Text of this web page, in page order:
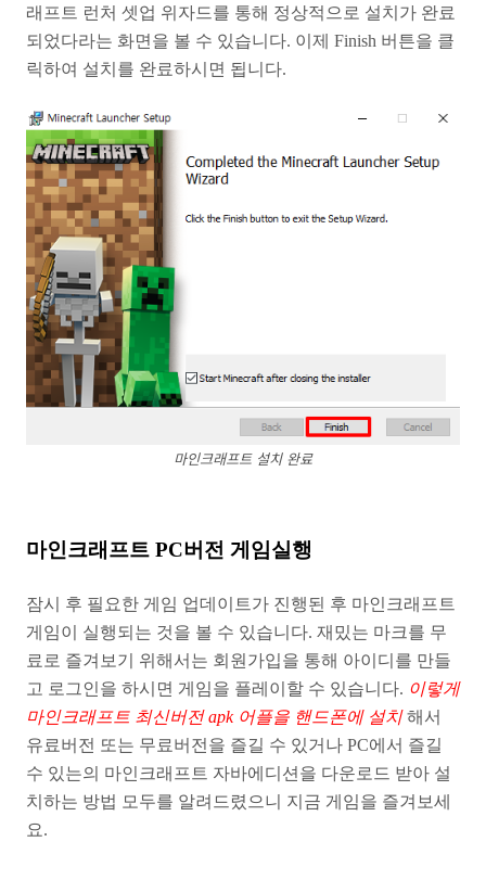
래프트 런처 셋업 위자드를 통해 정상적으로 설치가 완료
되었다라는 화면을 볼 수 있습니다. 이제 Finish 버튼을 클
릭하여 설치를 완료하시면 됩니다.
마인크래프트 설치 완료
마인크래프트 PC버전 게임실행
잠시 후 필요한 게임 업데이트가 진행된 후 마인크래프트
게임이 실행되는 것을 볼 수 있습니다. 재밌는 마크를 무
료로 즐겨보기 위해서는 회원가입을 통해 아이디를 만들
고 로그인을 하시면 게임을 플레이할 수 있습니다. 이렇게
마인크래프트 최신버전 apk 어플을 핸드폰에 설치해서
유료버전 또는 무료버전을 즐길 수 있거나 PC에서 즐길
수 있는의 마인크래프트 자바에디션을 다운로드 받아 설
치하는 방법 모두를 알려드렸으니 지금 게임을 즐겨보세
요.